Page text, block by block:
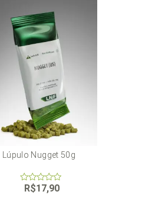
Lúpulo Nugget 50g
R$17,90